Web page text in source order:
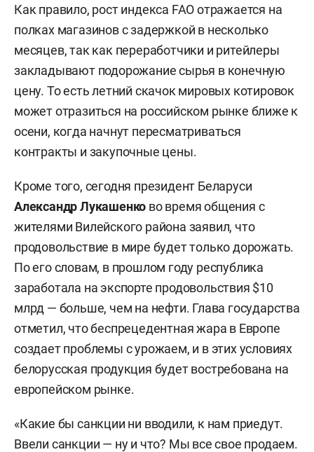
Как правило, рост индекса FAO отражается на
полках магазинов с задержкой в несколько
месяцев, так как переработчики и ритейлеры
закладывают подорожание сырья в конечную
цену. То есть летний скачок мировых котировок
может отразиться на российском рынке ближе к
осени, когда начнут пересматриваться
контракты и закупочные цены.
Кроме того, сегодня президент Беларуси
Александр Лукашенко во время общения с
жителями Вилейского района заявил, что
продовольствие в мире будет только дорожать.
По его словам, в прошлом году республика
заработала на экспорте продовольствия $10
млрд — больше, чем на нефти. Глава государства
отметил, что беспрецедентная жара в Европе
создает проблемы с урожаем, и в этих условиях
белорусская продукция будет востребована на
европейском рынке.
«Какие бы санкции ни вводили, к нам приедут.
Ввели санкции — ну и что? Мы все свое продаем.